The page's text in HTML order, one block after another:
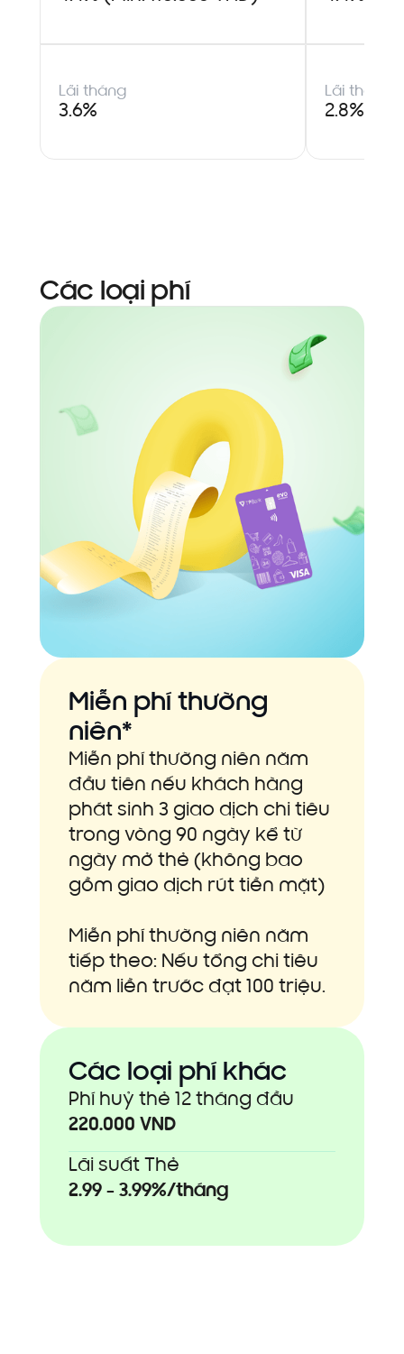
Lãi tháng
3.6%
Lãi tháng
2.8%
Các loại phí
Miễn phí thường
niên*
Miễn phí thường niên năm
đầu tiên nếu khách hàng
phát sinh 3 giao dịch chi tiêu
trong vòng 90 ngày kể từ
ngày mở thẻ (không bao
gồm giao dịch rút tiền mặt)
Miễn phí thường niên năm
tiếp theo: Nếu tổng chi tiêu
năm liền trước đạt 100 triệu.
Các loại phí khác
Phí huỷ thẻ 12 tháng đầu
220.000 VND
Lãi suất Thẻ
2.99 - 3.99%/tháng